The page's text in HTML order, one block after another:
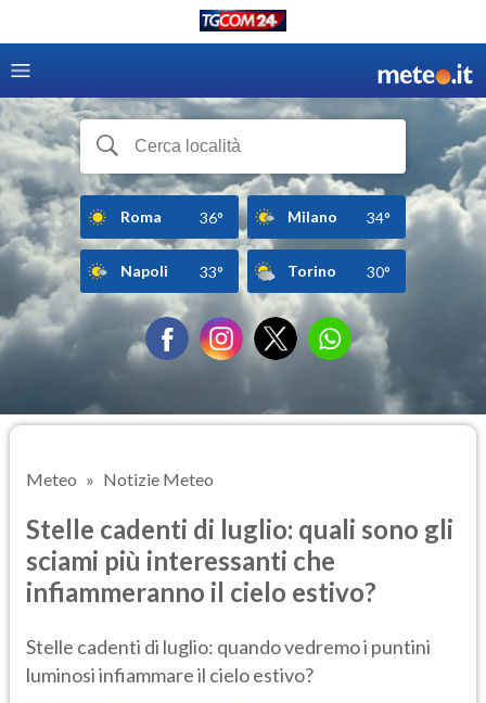
Roma 36° Milano 34°
Napoli 33° Torino 30°
Meteo Notizie Meteo
Stelle cadenti di luglio: quali sono gli
sciami più interessanti che
infiammeranno il cielo estivo?
Stelle cadenti di luglio: quando vedremo i puntini
luminosi infiammare il cielo estivo?